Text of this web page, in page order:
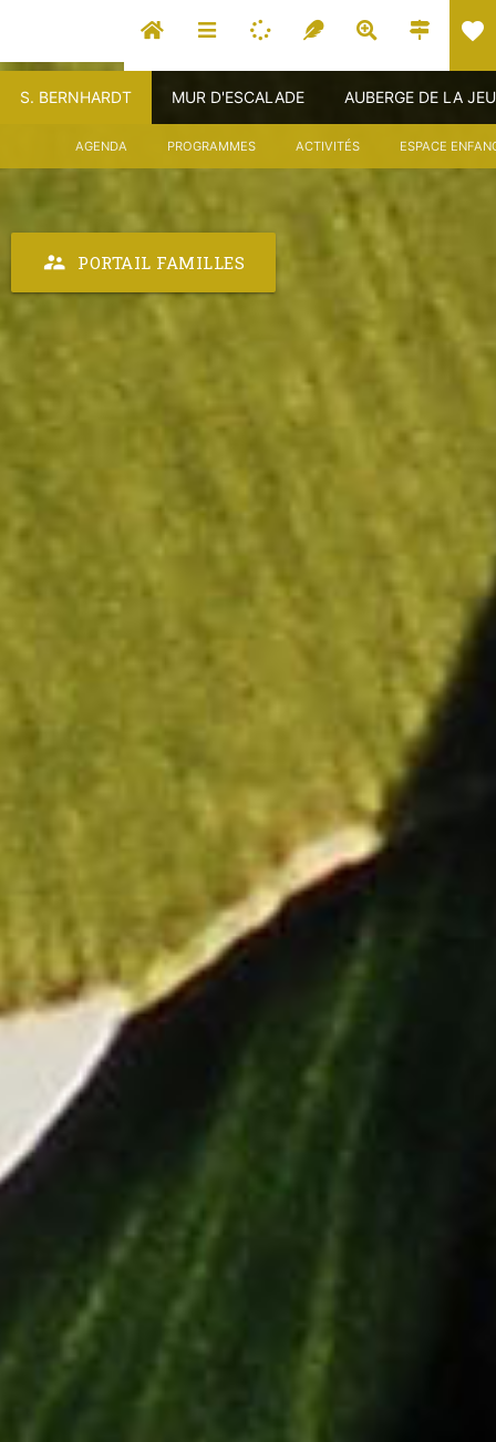
favorite
S. BERNHARDT MUR D'ESCALADE AUBERGE DE LA
AGENDA PROGRAMMES ACTIVITÉS ESPACE
supervisor_account PORTAIL FAMILLES